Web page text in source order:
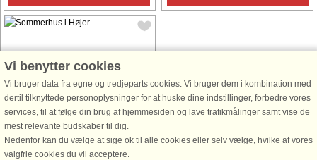
Hus nr: 48313
6 personer, 74 m²
100 m til kyst.
Vi benytter cookies
Vi bruger data fra egne og tredjeparts cookies. Vi bruger dem i kombination med
dertil tilknyttede personoplysninger for at huske dine indstillinger, forbedre vores
services, til at følge din brug af hjemmesiden og lave trafikmålinger samt vise de
mest relevante budskaber til dig.
Nedenfor kan du vælge at sige ok til alle cookies eller selv vælge, hvilke af vores
valgfrie cookies du vil acceptere.